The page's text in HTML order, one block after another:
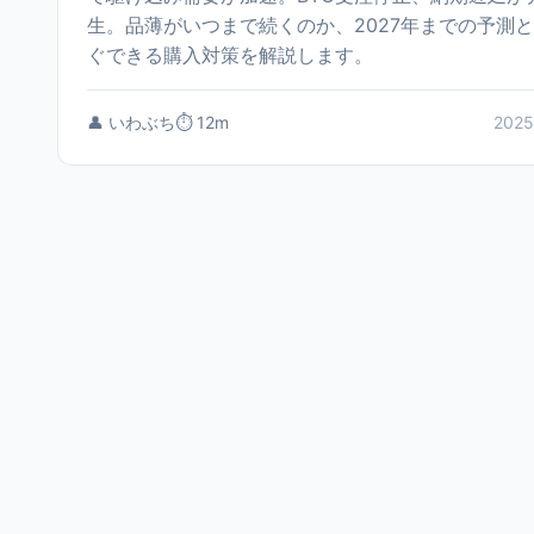
生。品薄がいつまで続くのか、2027年までの予測
ぐできる購入対策を解説します。
👤 いわぶち⏱️ 12m